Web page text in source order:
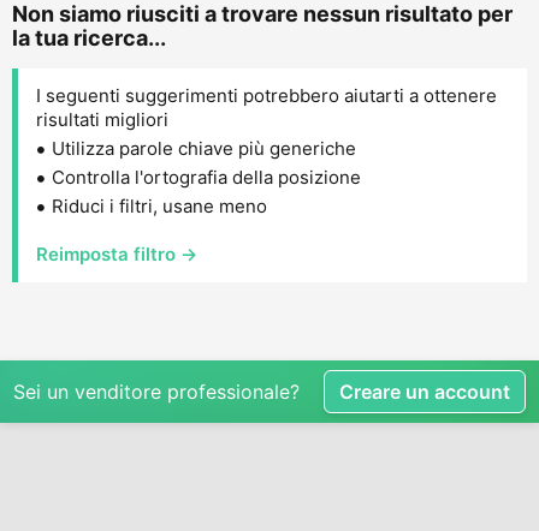
Non siamo riusciti a trovare nessun risultato per
la tua ricerca...
I seguenti suggerimenti potrebbero aiutarti a ottenere
risultati migliori
Utilizza parole chiave più generiche
Controlla l'ortografia della posizione
Riduci i filtri, usane meno
Reimposta filtro →
Sei un venditore professionale? Creare un account